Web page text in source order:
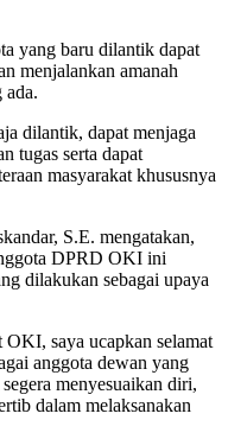
yang baru dilantik dapat
menjalankan amanah
ada.
dilantik, dapat menjaga
tugas serta dapat
masyarakat khususnya
S.E. mengatakan,
DPRD OKI ini
dilakukan sebagai upaya
OKI, saya ucapkan selamat
anggota dewan yang
menyesuaikan diri,
dalam melaksanakan